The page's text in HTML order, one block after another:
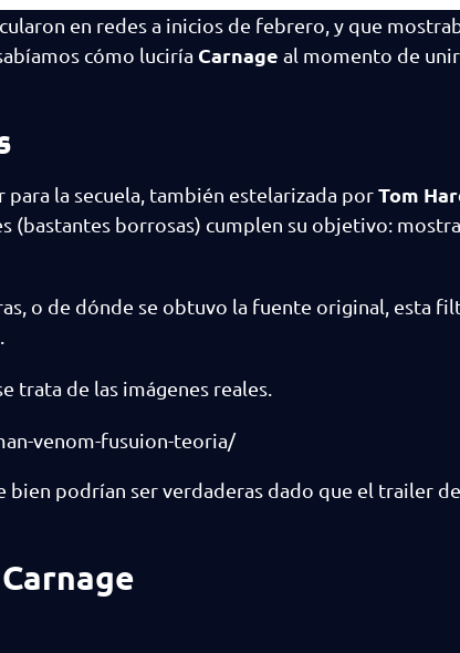
en redes a inicios de febrero, y que
cómo luciría Carnage al momento de
la secuela, también estelarizada porTom
(bastantes borrosas) cumplen su objetivo:
o de dónde se obtuvo la fuente original, esta
trata de las imágenes reales.
venom-fusuion-teoria/
bien podrían ser verdaderas dado que el trailer de